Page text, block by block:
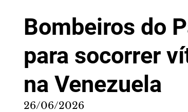
Bombeiros do
para socorrer
na Venezuela
26/06/2026